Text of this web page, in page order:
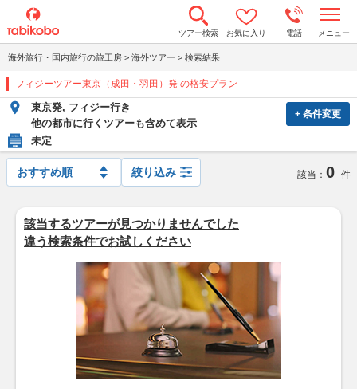
ツアー検索 お気に入り 電話 メニュー
o
n
a
v
t
海外旅行・国内旅行の旅工房 > 海外ツアー > 検索結果
フィジーツアー東京（成田・羽田）発 の格安プラン
+ 条件変更
東京発, フィジー行き
他の都市に行くツアーも含めて表示
未定
絞り込み 該当： 0 件
該当するツアーが見つかりませんでした
違う検索条件でお試しください